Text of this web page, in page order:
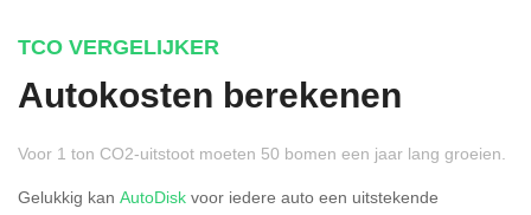
TCO VERGELIJKER
Autokosten berekenen
Voor 1 ton CO2-uitstoot moeten 50 bomen een jaar lang groeien.
Gelukkig kan AutoDisk voor iedere auto een uitstekende